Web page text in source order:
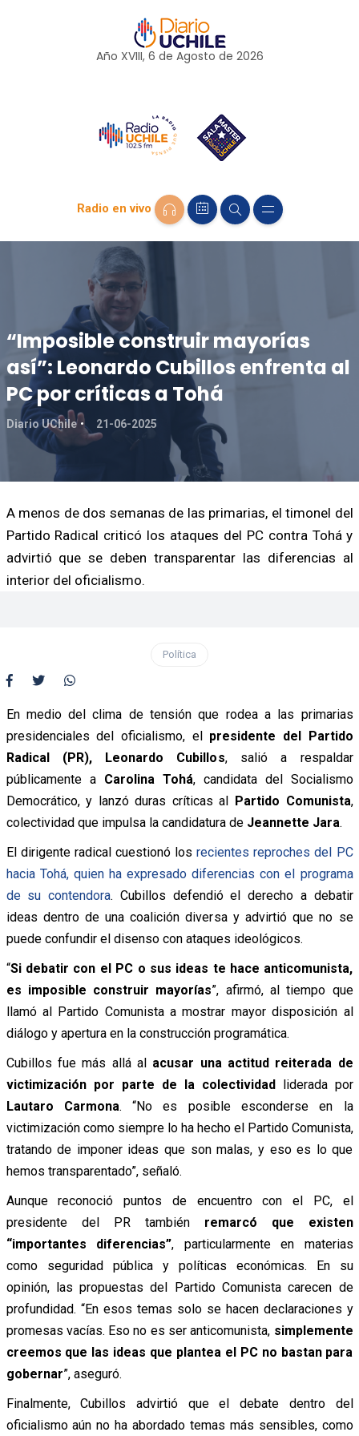
Año XVIII, 6 de Agosto de 2026
Radio en vivo
“Imposible construir mayorías
así”: Leonardo Cubillos enfrenta al
PC por críticas a Tohá
Diario UChile 21-06-2025
A menos de dos semanas de las primarias, el timonel del
Partido Radical criticó los ataques del PC contra Tohá y
advirtió que se deben transparentar las diferencias al
interior del oficialismo.
Política
En medio del clima de tensión que rodea a las primarias
presidenciales del oficialismo, el presidente del Partido
Radical (PR), Leonardo Cubillos, salió a respaldar
públicamente a Carolina Tohá, candidata del Socialismo
Democrático, y lanzó duras críticas al Partido Comunista,
colectividad que impulsa la candidatura de Jeannette Jara.
El dirigente radical cuestionó losrecientes reproches del PC
hacia Tohá, quien ha expresado diferencias con el programa
de su contendora. Cubillos defendió el derecho a debatir
ideas dentro de una coalición diversa y advirtió que no se
puede confundir el disenso con ataques ideológicos.
“Si debatir con el PC o sus ideas te hace anticomunista,
es imposible construir mayorías”, afirmó, al tiempo que
llamó al Partido Comunista a mostrar mayor disposición al
diálogo y apertura en la construcción programática.
Cubillos fue más allá al acusar una actitud reiterada de
victimización por parte de la colectividadliderada por
Lautaro Carmona. “No es posible esconderse en la
victimización como siempre lo ha hecho el Partido Comunista,
tratando de imponer ideas que son malas, y eso es lo que
hemos transparentado”, señaló.
Aunque reconoció puntos de encuentro con el PC, el
presidente del PR también remarcó que existen
“importantes diferencias”, particularmente en materias
como seguridad pública y políticas económicas. En su
opinión, las propuestas del Partido Comunista carecen de
profundidad. “En esos temas solo se hacen declaraciones y
promesas vacías. Eso no es ser anticomunista, simplemente
creemos que las ideas que plantea el PC no bastan para
gobernar”, aseguró.
Finalmente, Cubillos advirtió que el debate dentro del
oficialismo aún no ha abordado temas más sensibles, como